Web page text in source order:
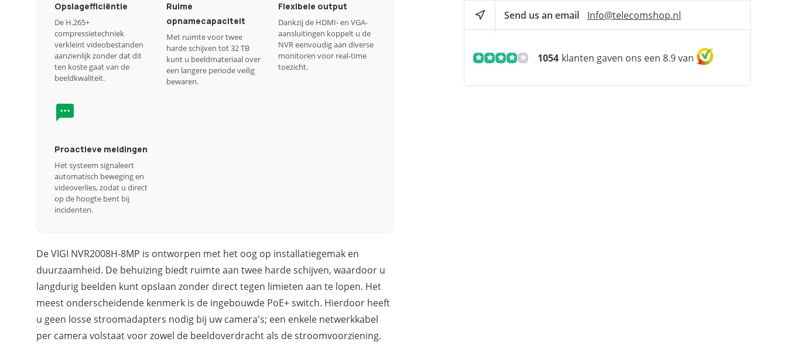
Opslagefficiëntie
De H.265+
compressietechniek
verkleint videobestanden
aanzienlijk zonder dat dit
ten koste gaat van de
beeldkwaliteit.
Ruime
opnamecapaciteit
Met ruimte voor twee
harde schijven tot 32 TB
kunt u beeldmateriaal over
een langere periode veilig
bewaren.
Flexibele output
Dankzij de HDMI- en VGA-
aansluitingen koppelt u de
NVR eenvoudig aan diverse
monitoren voor real-time
toezicht.
Proactieve meldingen
Het systeem signaleert
automatisch beweging en
videoverlies, zodat u direct
op de hoogte bent bij
incidenten.
De VIGI NVR2008H-8MP is ontworpen met het oog op installatiegemak en
duurzaamheid. De behuizing biedt ruimte aan twee harde schijven, waardoor u
langdurig beelden kunt opslaan zonder direct tegen limieten aan te lopen. Het
meest onderscheidende kenmerk is de ingebouwde PoE+ switch. Hierdoor heeft
u geen losse stroomadapters nodig bij uw camera's; een enkele netwerkkabel
per camera volstaat voor zowel de beeldoverdracht als de stroomvoorziening.
Send us an email Info@telecomshop.nl
1054 klanten gaven ons een 8.9 van